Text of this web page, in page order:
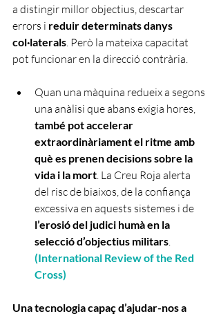
a distingir millor objectius, descartar
errors i reduir determinats danys
col·laterals . Però la mateixa capacitat
pot funcionar en la direcció contrària.
Quan una màquina redueix a segons
una anàlisi que abans exigia hores,
també pot accelerar
extraordinàriament el ritme amb
què es prenen decisions sobre la
vida i la mort . La Creu Roja alerta
del risc de biaixos, de la confiança
excessiva en aquests sistemes i de
l’erosió del judici humà en la
selecció d’objectius militars
(International Review of the Red
Cross)
Una tecnologia capaç d’ajudar-nos a